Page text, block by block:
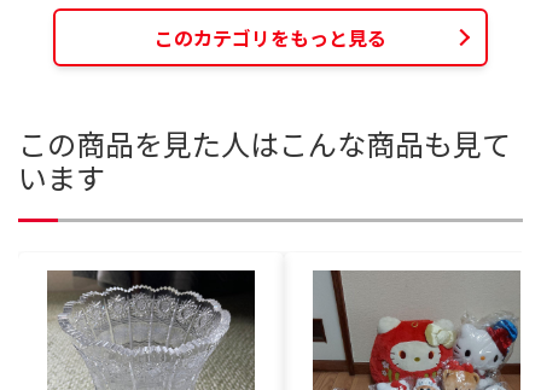
このカテゴリをもっと見る
この商品を見た人はこんな商品も見て
います